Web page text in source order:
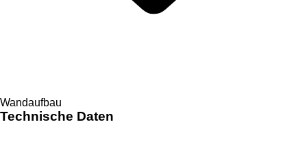
Wandaufbau
Technische Daten